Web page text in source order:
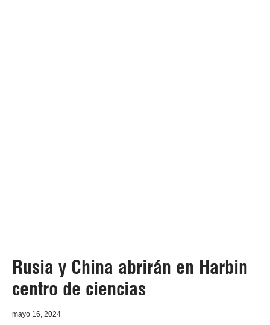
Rusia y China abrirán en Harbin
centro de ciencias
mayo 16, 2024